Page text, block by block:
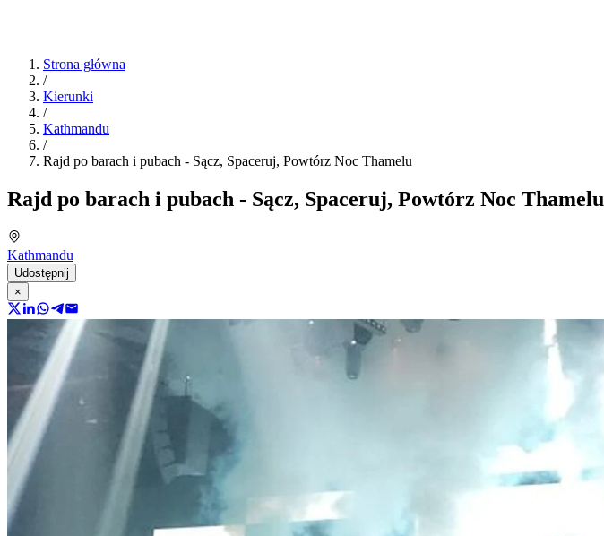
Strona główna
/
Kierunki
/
Kathmandu
/
Rajd po barach i pubach - Sącz, Spaceruj, Powtórz Noc Thamelu
Rajd po barach i pubach - Sącz, Spaceruj, Powtórz Noc Thamelu
Kathmandu
Udostępnij
×